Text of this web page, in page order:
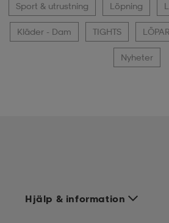
Sport & utrustning Löpning
Kläder - Dam TIGHTS
Nyheter
Hjälp & information